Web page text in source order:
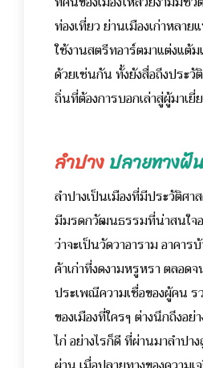
ท่องเที่ยว ย่านเมืองเก่าหลาย
ใช้งานสตรีทอาร์ตมาแต่งแต้
ด้วยเช่นกัน ทั้งยังสื่อถึงประวั
ถิ่นที่ต้องการบอกเล่าสู่ผู้มาเยี่
ลำปางปลายทางฝั
ลำปางเป็นเมืองที่มีประวัติศ
มีมรดกวัฒนธรรมที่น่าสนใจ
ว่าจะเป็นวัดวาอาราม อาคา
ค้าเก่าที่งดงามหรูหรา ตลอด
ประเพณีความเชื่อของผู้คน
ของเมืองที่ใครๆ ต่างนึกถึงอ
ไก่อย่างไรก็ดี ที่ผ่านมาลำปา